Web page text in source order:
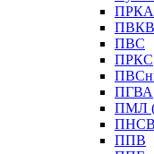
ПРКА
ПВКВ
ПВС
ПРКС
ПГВА
ПМЛ
ПНСВ
ППВ